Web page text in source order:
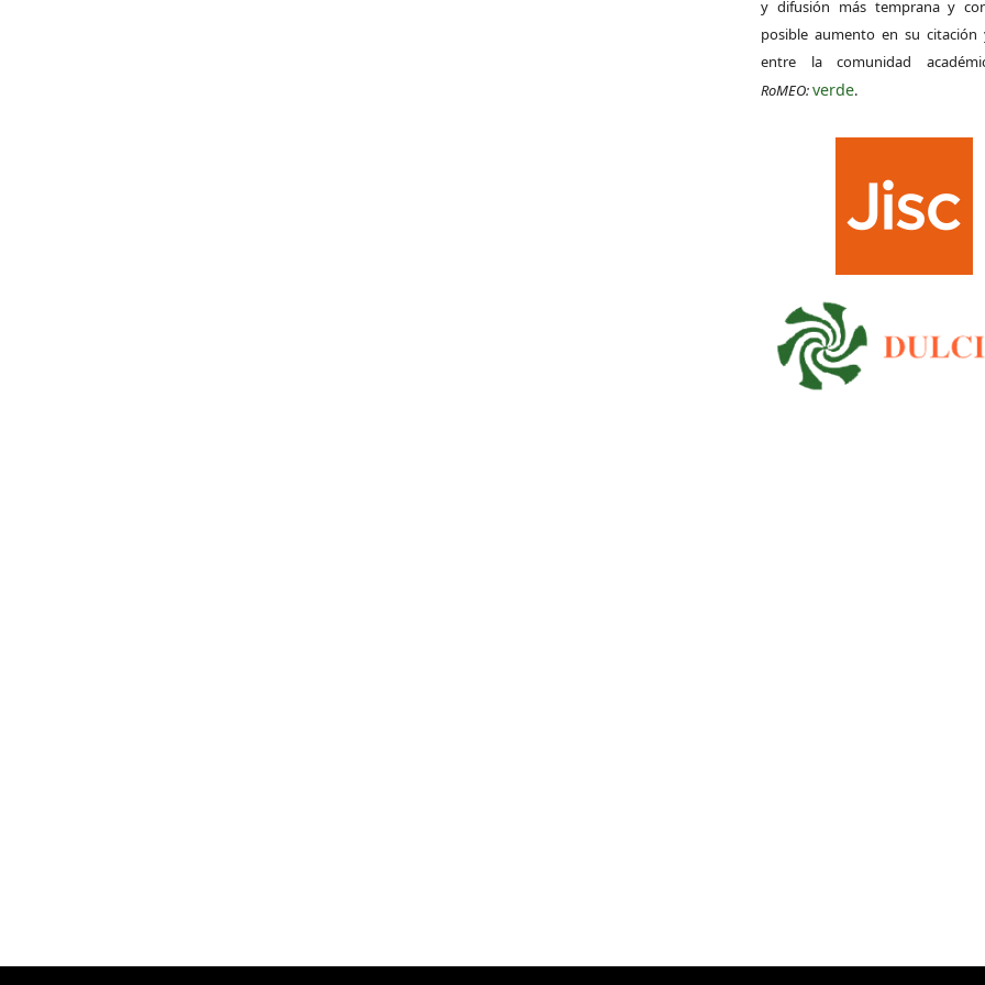
y difusión más temprana y
posible aumento en su citación
entre la comunidad
RoMEO:verde.